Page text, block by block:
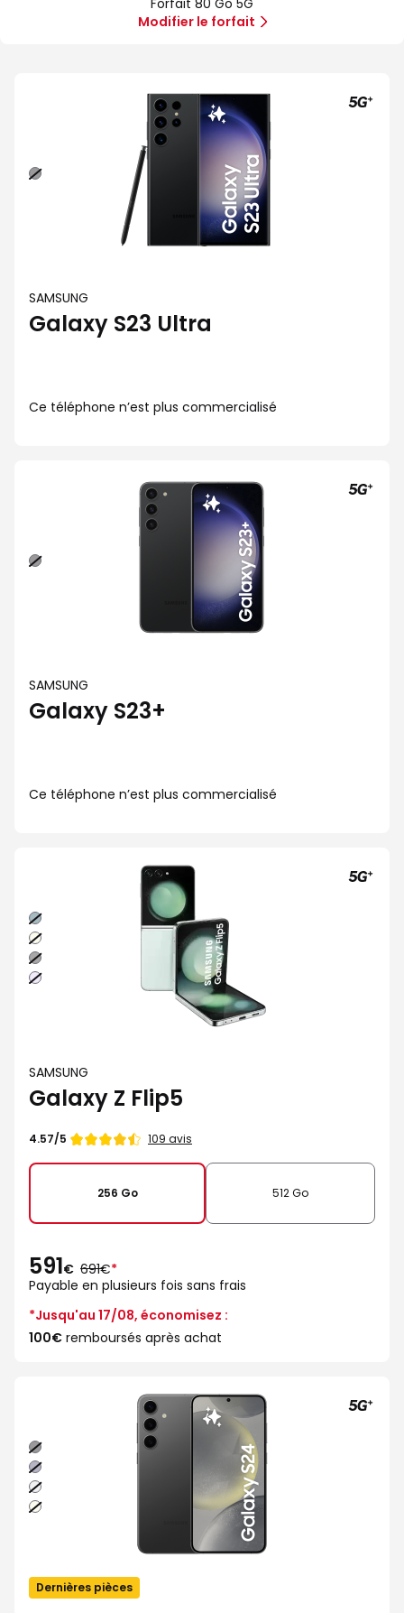
5G
Illimité
Forfait 80 Go 5G
Modifier le forfait
Noir
SAMSUNG
Galaxy S23 Ultra
Ce téléphone n’est plus commercialisé
Noir
SAMSUNG
Galaxy S23+
Ce téléphone n’est plus commercialisé
Vert
Creme
Graphite
Lavande
SAMSUNG
Galaxy Z Flip5
Note
4.57/5 109 avis
256 Go 512 Go
591€ au
lieu
de
691€*
Payable en plusieurs fois sans frais
*Jusqu'au 17/08, économisez :
100€ remboursés après achat
Noir
Indigo
Argent
Creme
Dernières pièces